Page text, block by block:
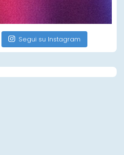
Segui su Instagram